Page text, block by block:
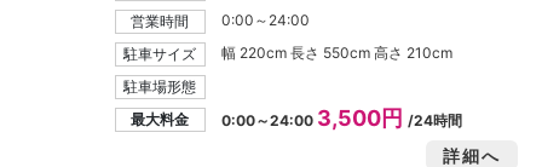
営業時間
0:00～24:00
駐車サイズ
幅 220cm 長さ 550cm 高さ 210cm
駐車場形態
最大料金
0:00～24:00 3,500円/24時間
詳細へ